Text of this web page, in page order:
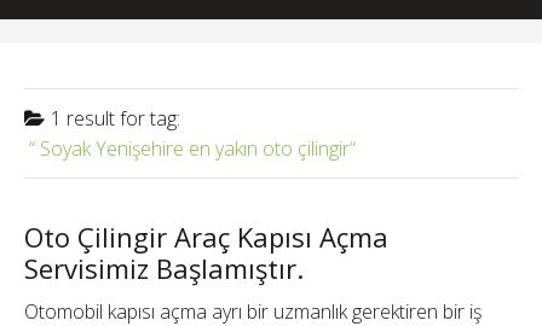
1 result fortag:
Soyak Yenişehire en yakın oto çilingir
Oto Çilingir Araç Kapısı Açma
Servisimiz Başlamıştır.
Otomobil kapısı açma ayrı bir uzmanlık gerektiren bir iş